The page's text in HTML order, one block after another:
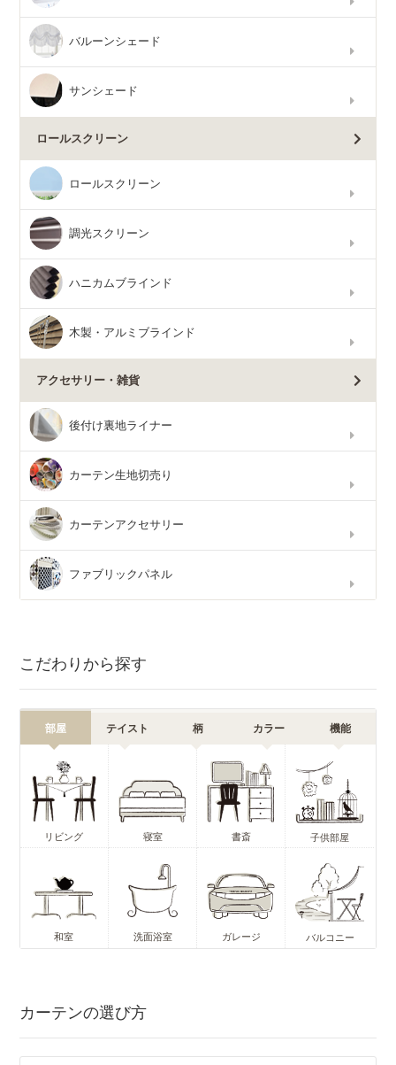
バルーンシェード
サンシェード
ロールスクリーン
ロールスクリーン
調光スクリーン
ハニカムブラインド
木製・アルミブラインド
アクセサリー・雑貨
後付け裏地ライナー
カーテン生地切売り
カーテンアクセサリー
ファブリックパネル
こだわりから探す
部屋 テイスト 柄 カラー 機能
リビング 寝室 書斎 子供部屋
和室 洗面浴室 ガレージ バルコニー
カーテンの選び方